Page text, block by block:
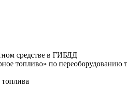
средстве в ГИБДД
топливо» по переоборудованию